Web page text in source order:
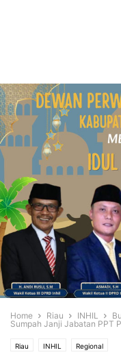
Home Riau INHIL
Sumpah Janji Jabatan PPT
Riau INHIL Regional